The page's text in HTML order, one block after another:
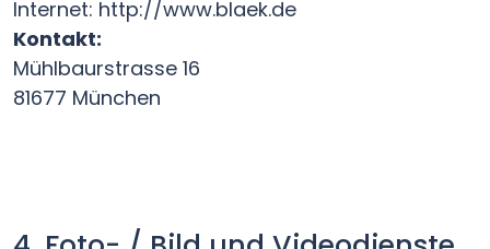
Internet: http://www.blaek.de
Kontakt:
Mühlbaurstrasse 16
81677 München